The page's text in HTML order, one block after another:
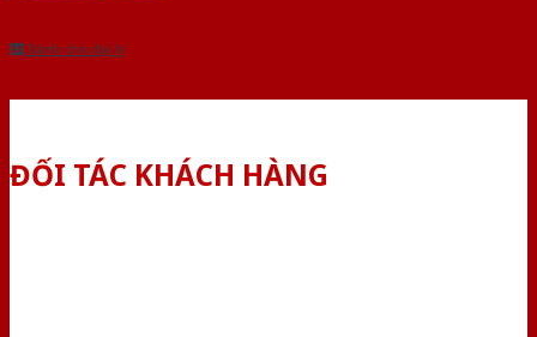
Dành cho đại lý
ĐỐI TÁC KHÁCH HÀNG